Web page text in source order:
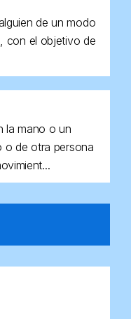
de un modo
con el objetivo de
la mano o un
o de otra persona